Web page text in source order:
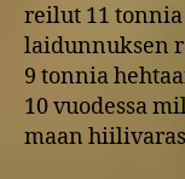
reilut 11
laidunnuksen
9 tonnia
10 vuodessa
maan